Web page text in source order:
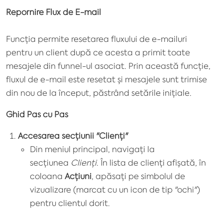
Repornire Flux de E-mail
Funcția permite resetarea fluxului de e-mailuri
pentru un client după ce acesta a primit toate
mesajele din funnel-ul asociat. Prin această funcție,
fluxul de e-mail este resetat și mesajele sunt trimise
din nou de la început, păstrând setările inițiale.
Ghid Pas cu Pas
Accesarea secțiunii "Clienți"
Din meniul principal, navigați la
secțiunea Clienți. În lista de clienți afișată, în
coloana Acțiuni, apăsați pe simbolul de
vizualizare (marcat cu un icon de tip "ochi")
pentru clientul dorit.